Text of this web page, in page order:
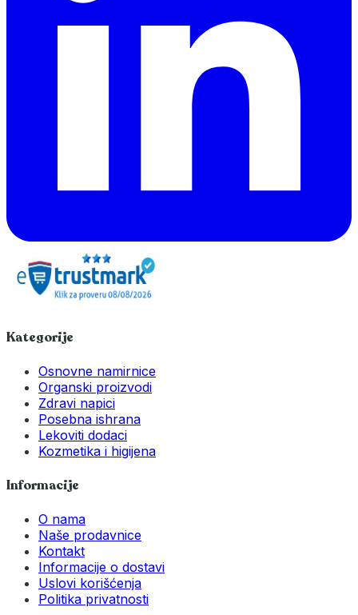
Kategorije
Osnovne namirnice
Organski proizvodi
Zdravi napici
Posebna ishrana
Lekoviti dodaci
Kozmetika i higijena
Informacije
O nama
Naše prodavnice
Kontakt
Informacije o dostavi
Uslovi korišćenja
Politika privatnosti